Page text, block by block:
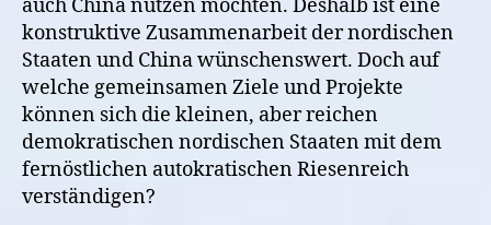
auch China nutzen möchten. Deshalb ist eine
konstruktive Zusammenarbeit der nordischen
Staaten und China wünschenswert. Doch auf
welche gemeinsamen Ziele und Projekte
können sich die kleinen, aber reichen
demokratischen nordischen Staaten mit dem
fernöstlichen autokratischen Riesenreich
verständigen?